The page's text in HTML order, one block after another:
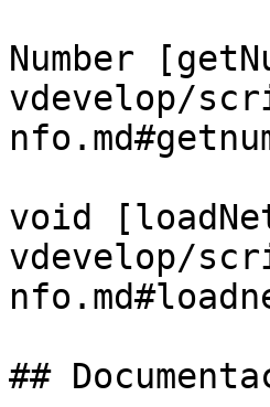
Number
vdevelop/
void
vdevelop/
##